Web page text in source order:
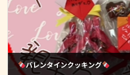
バレンタインクッキング